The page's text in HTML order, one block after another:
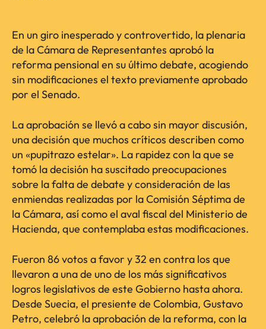
En un giro inesperado y controvertido, la plenaria
de la Cámara de Representantes aprobó la
reforma pensional en su último debate, acogiendo
sin modificaciones el texto previamente aprobado
por el Senado.
La aprobación se llevó a cabo sin mayor discusión,
una decisión que muchos críticos describen como
un «pupitrazo estelar». La rapidez con la que se
tomó la decisión ha suscitado preocupaciones
sobre la falta de debate y consideración de las
enmiendas realizadas por la Comisión Séptima de
la Cámara, así como el aval fiscal del Ministerio de
Hacienda, que contemplaba estas modificaciones.
Fueron 86 votos a favor y 32 en contra los que
llevaron a una de uno de los más significativos
logros legislativos de este Gobierno hasta ahora.
Desde Suecia, el presiente de Colombia, Gustavo
Petro, celebró la aprobación de la reforma, con la